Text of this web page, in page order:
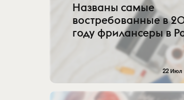
Названы самые
востребованные в
году фрилансеры в
22 Июл